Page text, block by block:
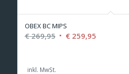
OBEX BC MIPS
€269,95 Ursprünglicher
€259,95Aktueller
inkl. MwSt.